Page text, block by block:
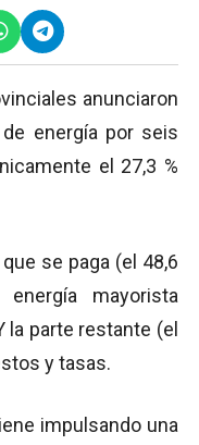
anunciaron
energía por seis
el 27,3 %
se paga (el 48,6
mayorista
parte restante (el
y tasas.
impulsando una